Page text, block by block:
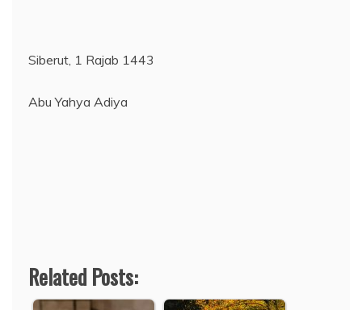
Siberut, 1 Rajab 1443
Abu Yahya Adiya
Related Posts: